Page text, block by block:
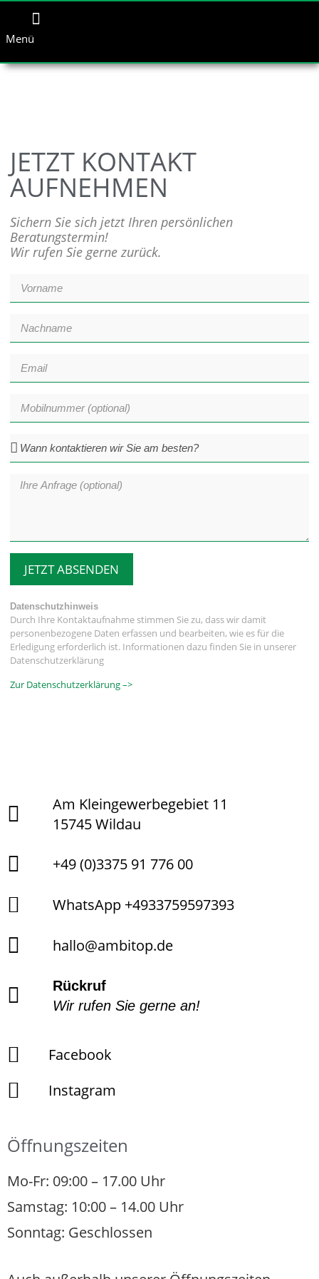
Menü
JETZT KONTAKT
AUFNEHMEN
Sichern Sie sich jetzt Ihren persönlichen
Beratungstermin!
Wir rufen Sie gerne zurück.
JETZT ABSENDEN
Datenschutzhinweis
Durch Ihre Kontaktaufnahme stimmen Sie zu, dass wir damit
personenbezogene Daten erfassen und bearbeiten, wie es für die
Erledigung erforderlich ist. Informationen dazu finden Sie in unserer
Datenschutzerklärung
Zur Datenschutzerklärung –>
Am Kleingewerbegebiet 11
15745 Wildau
+49 (0)3375 91 776 00
WhatsApp +4933759597393
hallo@ambitop.de
Rückruf
Wir rufen Sie gerne an!
Facebook
Instagram
Öffnungszeiten
Mo-Fr: 09:00 – 17.00 Uhr
Samstag: 10:00 – 14.00 Uhr
Sonntag: Geschlossen